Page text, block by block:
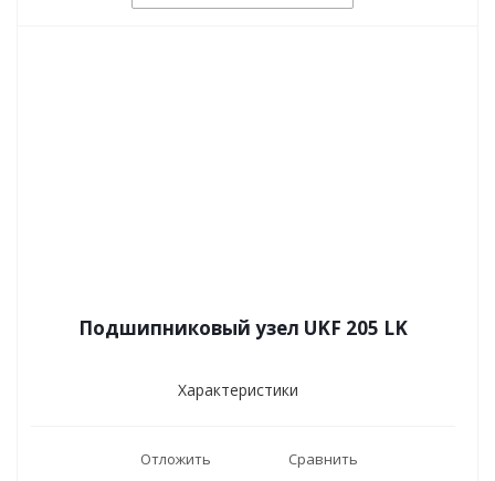
Подшипниковый узел UKF 205 LK
Характеристики
Отложить Сравнить